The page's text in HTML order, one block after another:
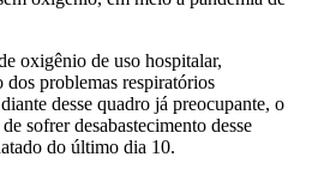
oxigênio de uso hospitalar,
problemas respiratórios
desse quadro já preocupante, o
sofrer desabastecimento desse
do último dia 10.